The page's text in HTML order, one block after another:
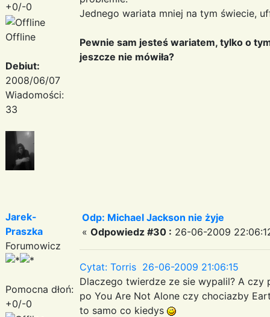
+0/-0
Offline
Debiut:
2008/06/07
Wiadomości:
33
Jednego wariata mniej na tym świecie,
Pewnie sam jesteś wariatem, tylko o
jeszcze nie mówiła?
Jarek-
Praszka
Forumowicz
Pomocna dłoń:
+0/-0
Odp: Michael Jackson nie żyje
« Odpowiedz #30 : 26-06-2009
Cytat: Torris 26-06-2009 21:06:15
Dlaczego twierdze ze sie wypalil? A
po You Are Not Alone czy chociazby
to samo co kiedys